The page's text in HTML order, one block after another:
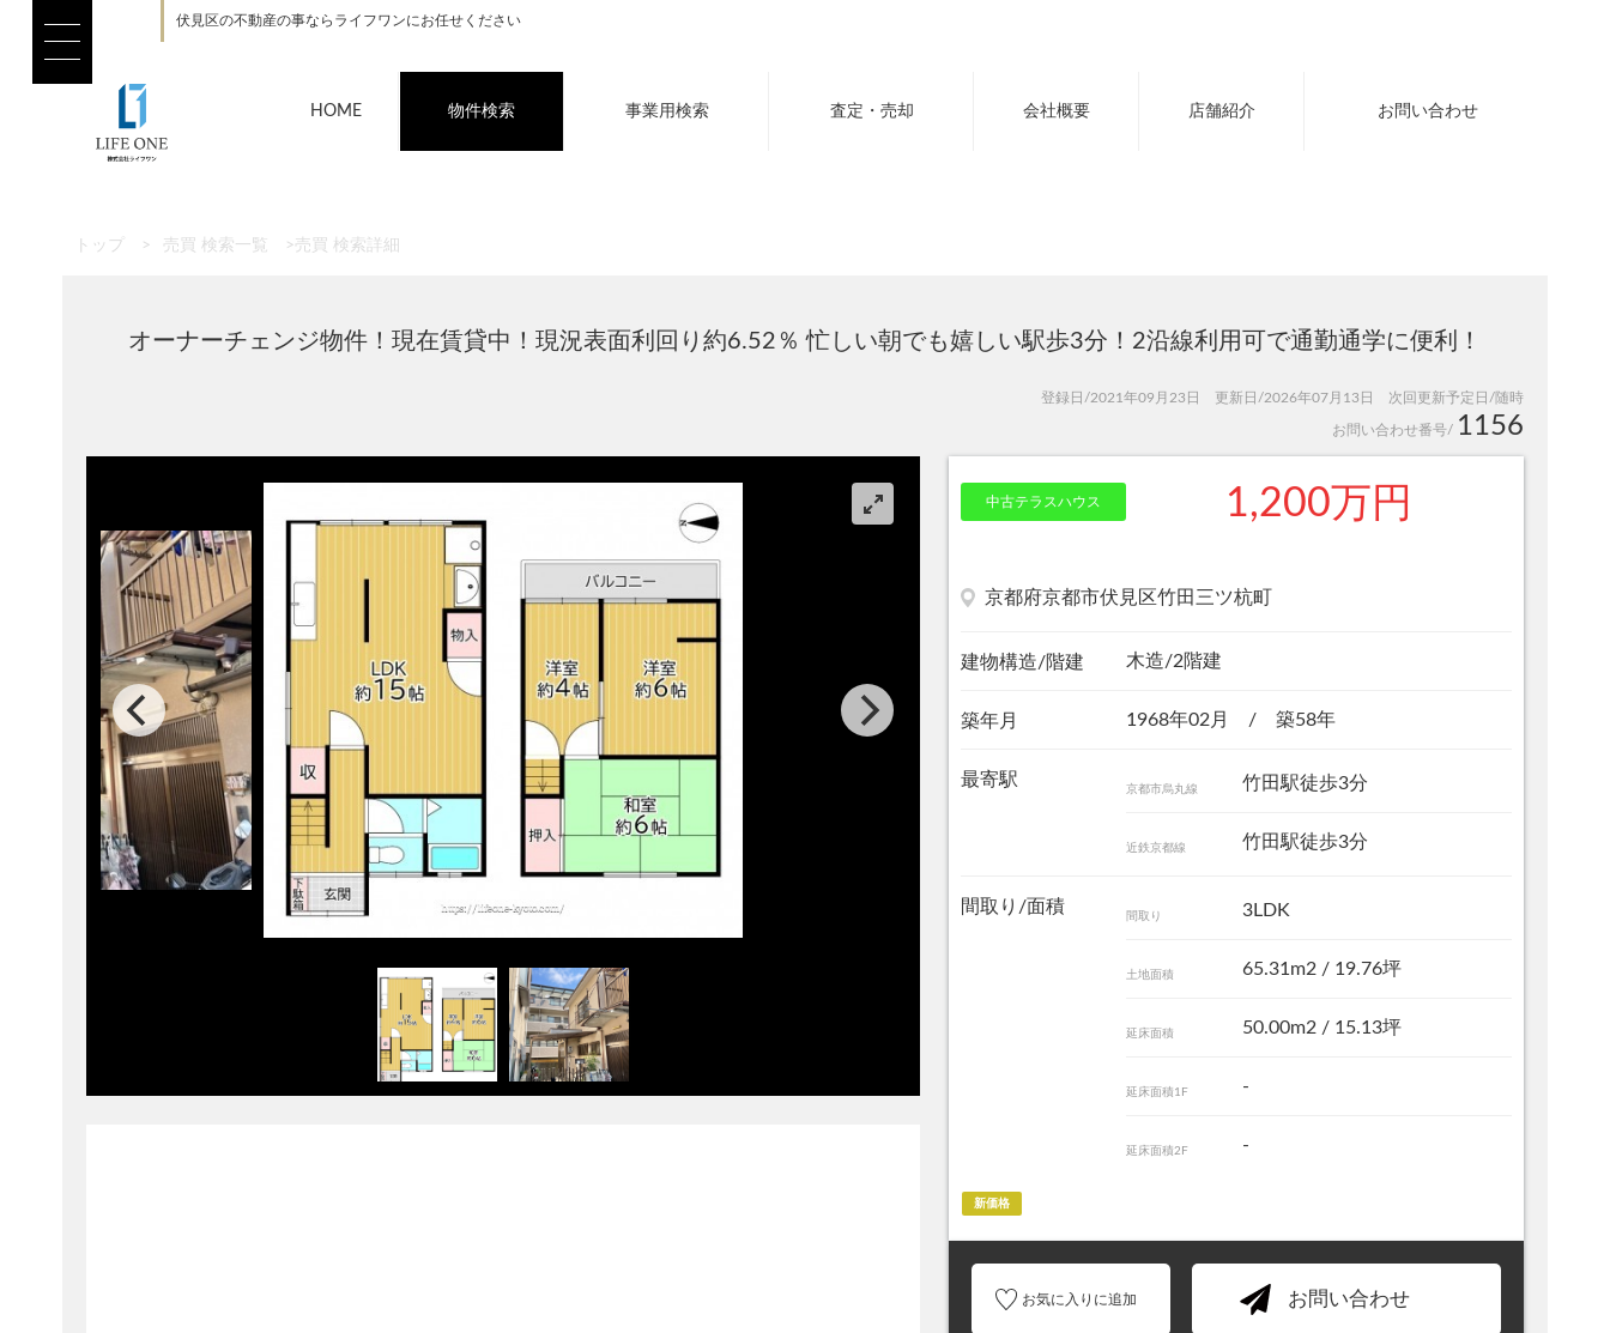
伏見区の不動産の事ならライフワンにお任せください
HOME 物件検索 事業用検索 査定・売却 会社概要 店舗紹介 お問い合わせ
トップ > 売買 検索一覧 >売買 検索詳細
オーナーチェンジ物件！現在賃貸中！現況表面利回り約6.52％ 忙しい朝でも嬉しい駅歩3分！2沿線利用可で通勤通学に便利！
登録日/2021年09月23日 更新日/2026年07月13日 次回更新予定日/随時
お問い合わせ番号/ 1156
中古テラスハウス 1,200万円
京都府京都市伏見区竹田三ツ杭町
建物構造/階建 木造/2階建
築年月 1968年02月 / 築58年
最寄駅 京都市烏丸線 竹田駅徒歩3分
近鉄京都線 竹田駅徒歩3分
間取り/面積 間取り 3LDK
土地面積 65.31m2 / 19.76坪
延床面積 50.00m2 / 15.13坪
延床面積1F -
延床面積2F -
新価格
お気に入りに追加 お問い合わせ